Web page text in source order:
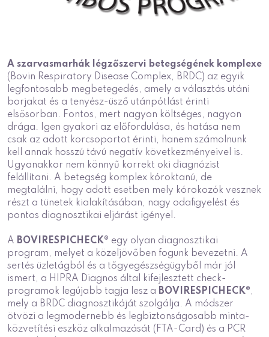
A szarvasmarhák légzőszervi betegségének komplexe
(Bovin Respiratory Disease Complex, BRDC) az egyik
legfontosabb megbetegedés, amely a választás utáni
borjakat és a tenyész-üsző utánpótlást érinti
elsősorban. Fontos, mert nagyon költséges, nagyon
drága. Igen gyakori az előfordulása, és hatása nem
csak az adott korcsoportot érinti, hanem számolnunk
kell annak hosszú távú negatív következményeivel is.
Ugyanakkor nem könnyű korrekt oki diagnózist
felállítani. A betegség komplex kóroktanú, de
megtalálni, hogy adott esetben mely kórokozók vesznek
részt a tünetek kialakításában, nagy odafigyelést és
pontos diagnosztikai eljárást igényel.
A BOVIRESPICHECK® egy olyan diagnosztikai
program, melyet a közeljövőben fogunk bevezetni. A
sertés üzletágból és a tőgyegészségügyből már jól
ismert, a HIPRA Diagnos által kifejlesztett check-
programok legújabb tagja lesz a BOVIRESPICHECK®,
mely a BRDC diagnosztikáját szolgálja. A módszer
ötvözi a legmodernebb és legbiztonságosabb minta-
közvetítési eszköz alkalmazását (FTA-Card) és a PCR